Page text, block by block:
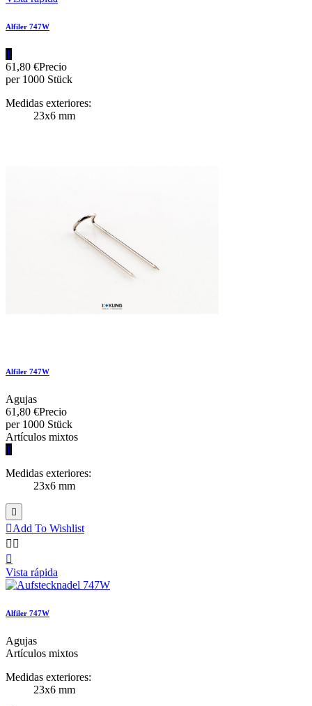
Alfiler 747W
|||
61,80 €Precio
per 1000 Stück
Medidas exteriores:
23x6 mm
Alfiler 747W
Agujas
61,80 €Precio
per 1000 Stück
Artículos mixtos
|||
Medidas exteriores:
23x6 mm

Add To Wishlist
 

Vista rápida
Alfiler 747W
Agujas
Artículos mixtos
Medidas exteriores:
23x6 mm